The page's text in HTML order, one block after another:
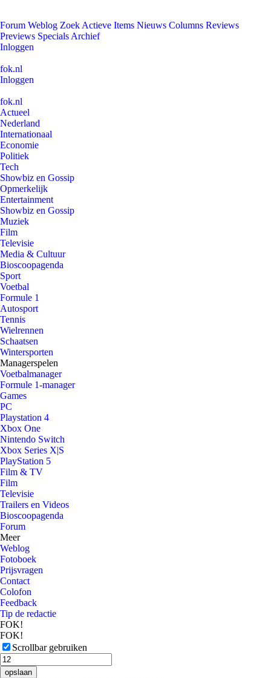
Forum Weblog Zoek Actieve Items Nieuws Columns Reviews
Previews Specials Archief
Inloggen
fok.nl
Inloggen
fok.nl
Actueel
Nederland
Internationaal
Economie
Politiek
Tech
Showbiz en Gossip
Opmerkelijk
Entertainment
Showbiz en Gossip
Muziek
Film
Televisie
Media & Cultuur
Bioscoopagenda
Sport
Voetbal
Formule 1
Autosport
Tennis
Wielrennen
Schaatsen
Wintersporten
Managerspelen
Voetbalmanager
Formule 1-manager
Games
PC
Playstation 4
Xbox One
Nintendo Switch
Xbox Series X|S
PlayStation 5
Film & TV
Film
Televisie
Trailers en Videos
Bioscoopagenda
Forum
Meer
Weblog
Fotoboek
Prijsvragen
Contact
Colofon
Feedback
Tip de redactie
FOK!
FOK!
Scrollbar gebruiken
opslaan